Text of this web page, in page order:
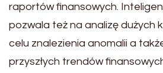
raportów finansowych.
pozwala też na analizę dużych
celu znalezienia anomalii a
przyszłych trendów